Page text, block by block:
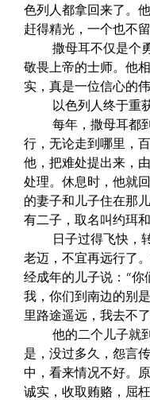
色列人都拿回来了。
赶得精光，一个也不
撒母耳不仅是个勇
敬畏上帝的士师。他
实，真是一位信心的
以色列人终于重获
每年，撒母耳都到
行，无论走到哪里，
他，把难处提出来，
处理。休息时，他就
的妻子和儿子住在那
有二子，取名叫约珥
日子过得飞快，转
老迈，不宜再远行了
经成年的儿子说：“你
我，你们到南边的别
里路途遥远，我去不
他的二个儿子就到
是，没过多久，怨言
中，看来情况不好。
诚实，收取贿赂，屈